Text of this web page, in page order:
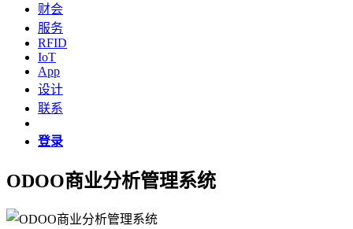
财会
服务
RFID
IoT
App
设计
联系
登录
ODOO商业分析管理系统